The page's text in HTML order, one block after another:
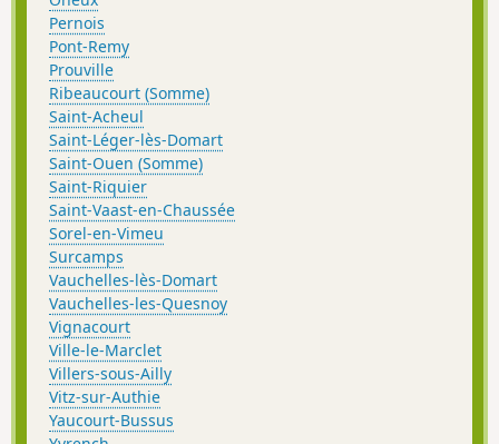
Pernois
Pont-Remy
Prouville
Ribeaucourt (Somme)
Saint-Acheul
Saint-Léger-lès-Domart
Saint-Ouen (Somme)
Saint-Riquier
Saint-Vaast-en-Chaussée
Sorel-en-Vimeu
Surcamps
Vauchelles-lès-Domart
Vauchelles-les-Quesnoy
Vignacourt
Ville-le-Marclet
Villers-sous-Ailly
Vitz-sur-Authie
Yaucourt-Bussus